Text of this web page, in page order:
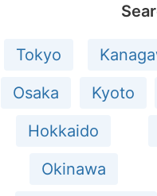
Tokyo
Osaka
Kyoto
Hokkaido
Okinawa